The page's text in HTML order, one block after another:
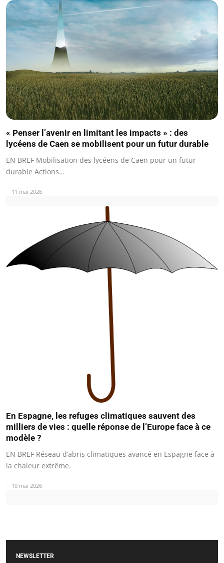
« Penser l’avenir en limitant les impacts » : des
lycéens de Caen se mobilisent pour un futur durable
EN BREF Mobilisation des lycéens de Caen pour un futur
durable Actions…
11 mai 2026
En Espagne, les refuges climatiques sauvent des
milliers de vies : quelle réponse de l’Europe face à ce
modèle ?
EN BREF Réseau d’abris climatiques avancé en Espagne face à
la chaleur extrême.
10 mai 2026
NEWSLETTER